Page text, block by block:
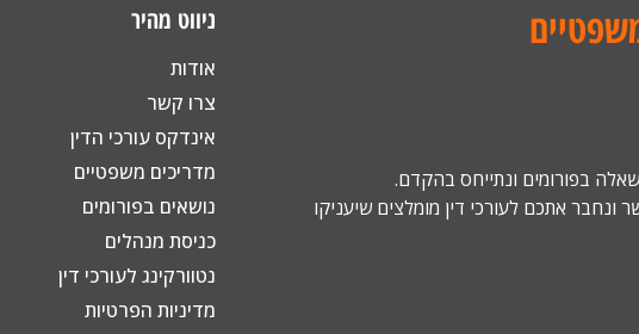
בפורומים ונתייחס בהקדם.
ונחבר אתכם לעורכי דין מומלצים שיעניקו
ניווט מהיר
אודות
צרו קשר
אינדקס עורכי הדין
מדריכים משפטיים
נושאים בפורומים
כניסת מנהלים
נטוורקינג לעורכי דין
מדיניות הפרטיות